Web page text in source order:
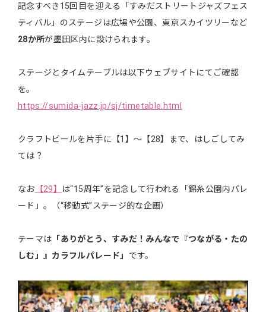
記念すべき15回目を迎える「すみだストリートジャズフェス
ティバル」のステージは広場や公園、東京スカイツリーなど
28か所が墨田区内に設けられます。
ステージとタイムテーブルは以下ウェブサイトにてご確認
を。
https://sumida-jazz.jp/sj/timetable.html
クラフトビールを片手に【1】～【28】まで、はしごしてみ
ては？
なお 【29】
は“15周年”を記念して行われる「錦糸公園内パレ
ード」。（“移動式”ステージ的な企画）
テーマは 「ありがとう、すみだ！みんなで『つながる・たの
しむ」』カラフルパレード」 です。